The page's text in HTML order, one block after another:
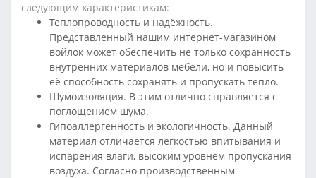
следующим характеристикам:
Теплопроводность и надёжность.
Представленный нашим интернет-магазином
войлок может обеспечить не только сохранность
внутренних материалов мебели, но и повысить
её способность сохранять и пропускать тепло.
Шумоизоляция. В этим отлично справляется с
поглощением шума.
Гипоаллергенность и экологичность. Данный
материал отличается лёгкостью впитывания и
испарения влаги, высоким уровнем пропускания
воздуха. Согласно производственным